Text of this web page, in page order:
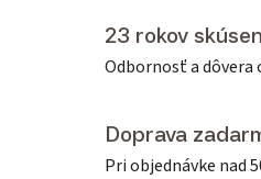
23 rokov
Odbornosť a dôvera
Doprava
Pri objednávke nad